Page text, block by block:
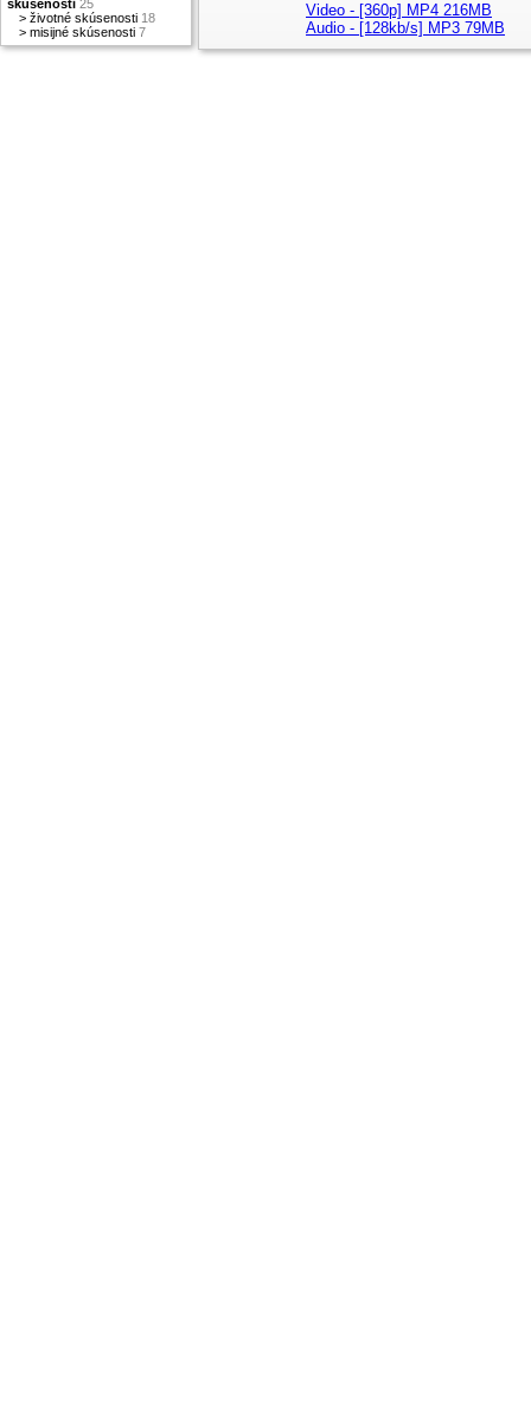
skúsenosti 25
> životné skúsenosti 18
> misijné skúsenosti 7
Video - [360p] MP4 216MB
Audio - [128kb/s] MP3 79MB